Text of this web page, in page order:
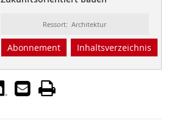
Ressort: Architektur
Abonnement Inhaltsverzeichnis